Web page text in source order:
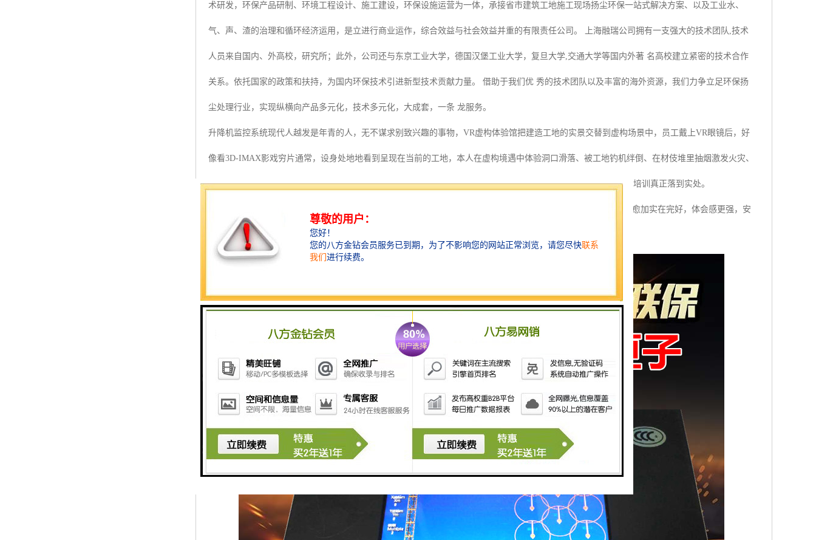
术研发，环保产品研制、环境工程设计、施工建设，环保设施运营为一体，承接省市建筑工地施工现场扬尘环保一站式解决方案、以及工业水、
气、声、渣的治理和循环经济运用，是立进行商业运作，综合效益与社会效益并重的有限责任公司。 上海融瑞公司拥有一支强大的技术团队,技术
人员来自国内、外高校，研究所；此外，公司还与东京工业大学，德国汉堡工业大学，复旦大学,交通大学等国内外著 名高校建立紧密的技术合作
关系。依托国家的政策和扶持，为国内环保技术引进新型技术贡献力量。 借助于我们优 秀的技术团队以及丰富的海外资源，我们力争立足环保扬
尘处理行业，实现纵横向产品多元化，技术多元化，大成套，一条 龙服务。
升降机监控系统现代人越发是年青的人，无不谋求别致兴趣的事物，VR虚构体验馆把建造工地的实景交替到虚构场景中，员工戴上VR眼镜后，好
像看3D-IMAX影戏穷片通常，设身处地地看到呈现在当前的工地，本人在虚构境遇中体验洞口滑落、被工地钓机绊倒、在材伎堆里抽烟激发火灾、
天空功课失慎掉落等险情，这哪类体验别致兴趣，寓教于乐，一改古代平安培养培训的蹩脚蹩脚，让员工平安培养培训真正落到实处。
1、虚拟体会区比实体体会区能够展示更多的体会场景，比方很难建立的场景、危险性很高的场景等一起，VR场景愈加实在完好，体会感更强，安
全教育作用更显着。